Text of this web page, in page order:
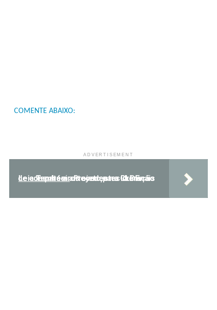
COMENTE ABAIXO:
ADVERTISEMENT
Leia Também:
Projeto para liberação de consulta a antecedentes criminais de parceiros avança na CLDF